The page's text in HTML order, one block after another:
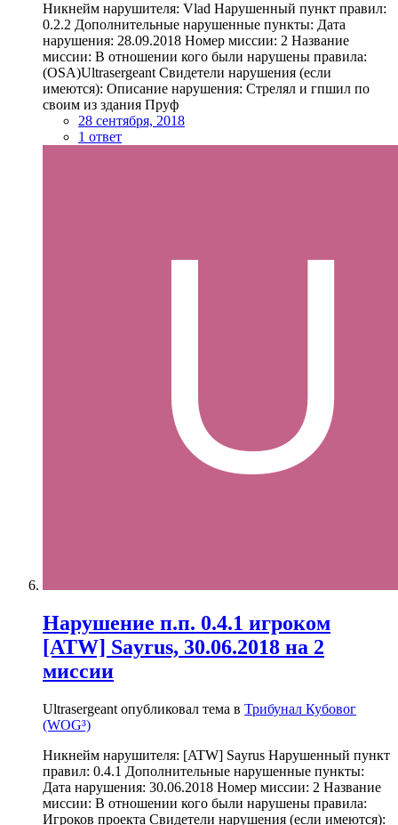
Никнейм нарушителя: Vlad Нарушенный пункт правил:
0.2.2 Дополнительные нарушенные пункты: Дата
нарушения: 28.09.2018 Номер миссии: 2 Название
миссии: В отношении кого были нарушены правила:
(OSA)Ultrasergeant Свидетели нарушения (если
имеются): Описание нарушения: Стрелял и гпшил по
своим из здания Пруф
28 сентября, 2018
1 ответ
Нарушение п.п. 0.4.1 игроком
[ATW] Sayrus, 30.06.2018 на 2
миссии
Ultrasergeant опубликовал тема в Трибунал Кубовог
(WOG³)
Никнейм нарушителя: [ATW] Sayrus Нарушенный пункт
правил: 0.4.1 Дополнительные нарушенные пункты:
Дата нарушения: 30.06.2018 Номер миссии: 2 Название
миссии: В отношении кого были нарушены правила:
Игроков проекта Свидетели нарушения (если имеются):